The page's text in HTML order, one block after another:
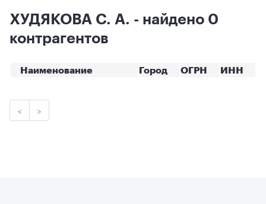
ХУДЯКОВА С. А. - найдено 0
контрагентов
Наименование Город ОГРН ИНН
< >